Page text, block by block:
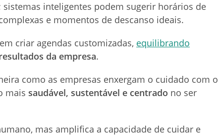
inteligentes podem sugerir horários de
e momentos de descanso ideais.
criar agendas customizadas, equilibrando
da empresa.
como as empresas enxergam o cuidado com o
mais saudável, sustentável e centrado no ser
mas amplifica a capacidade de cuidar e